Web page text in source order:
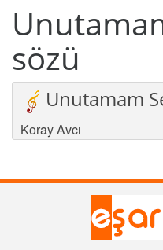
sözü
Unutamam
Koray Avcı